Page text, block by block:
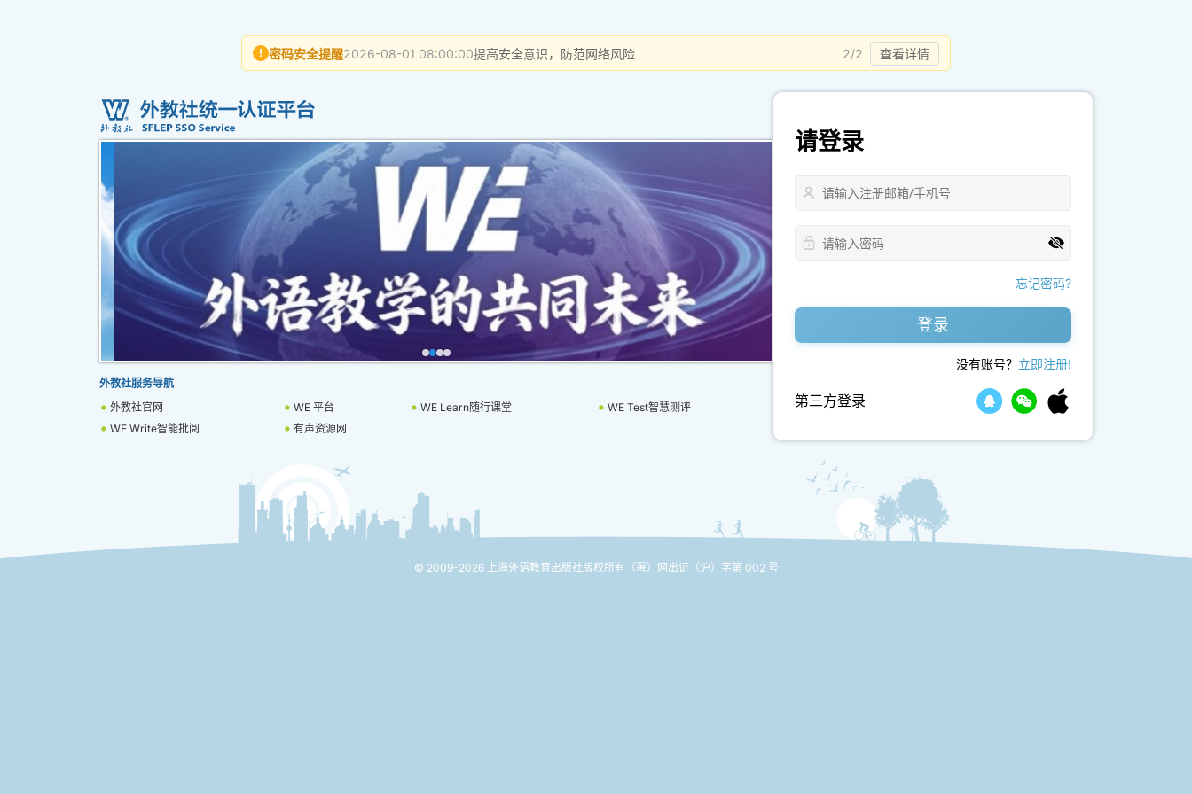
! 密码安全提醒2026-08-01 08:00:00提高安全意识，防范网络风险 2/2 查看详情
外教社服务导航
外教社官网
WE 平台 WE Learn随行课堂
WE Test智慧测评
WE Write智能批阅
有声资源网
请登录
忘记密码?
登录
没有账号？ 立即注册!
第三方登录
© 2009-2026 上海外语教育出版社版权所有 （署）网出证（沪）字第 002 号